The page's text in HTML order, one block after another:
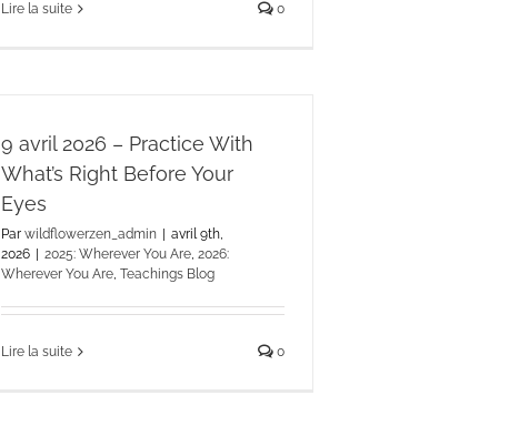
Lire la suite 0
9 avril 2026 – Practice With
What’s Right Before Your
Eyes
Parwildflowerzen_admin
avril 9th,
2026
2025: Wherever You Are,2026:
Wherever You Are,Teachings Blog
Lire la suite 0